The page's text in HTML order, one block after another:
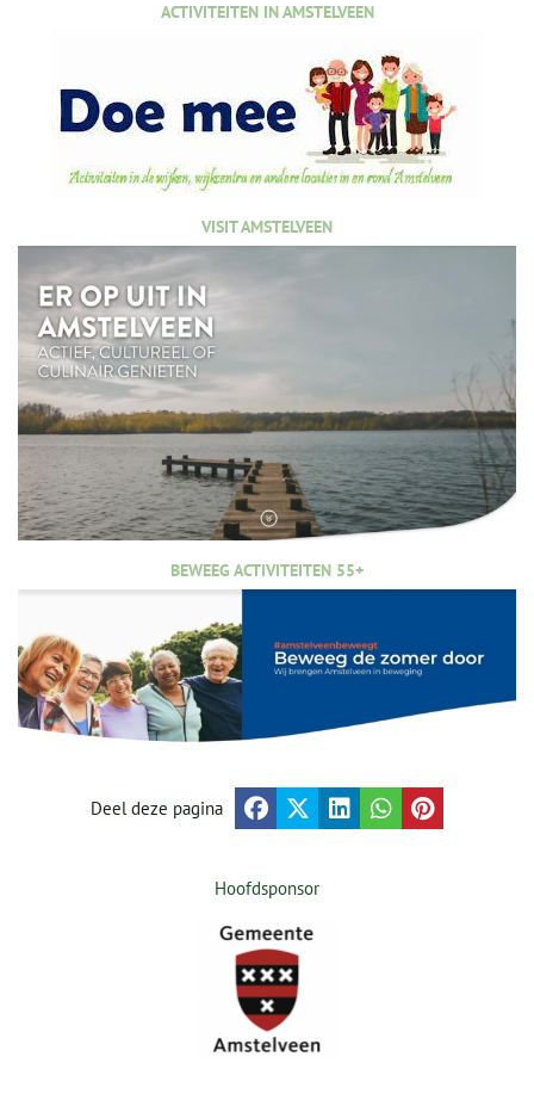
ACTIVITEITEN IN AMSTELVEEN
VISIT AMSTELVEEN
BEWEEG ACTIVITEITEN 55+
Deel deze pagina
Hoofdsponsor